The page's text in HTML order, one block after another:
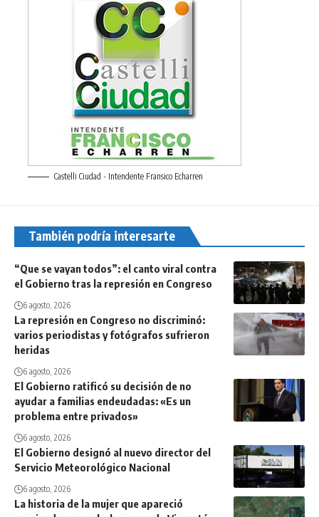
Castelli Ciudad - Intendente Fransico Echarren
También podría interesarte
“Que se vayan todos”: el canto viral contra
el Gobierno tras la represión en Congreso
6 agosto, 2026
La represión en Congreso no discriminó:
varios periodistas y fotógrafos sufrieron
heridas
6 agosto, 2026
El Gobierno ratificó su decisión de no
ayudar a familias endeudadas: «Es un
problema entre privados»
6 agosto, 2026
El Gobierno designó al nuevo director del
Servicio Meteorológico Nacional
6 agosto, 2026
La historia de la mujer que apareció